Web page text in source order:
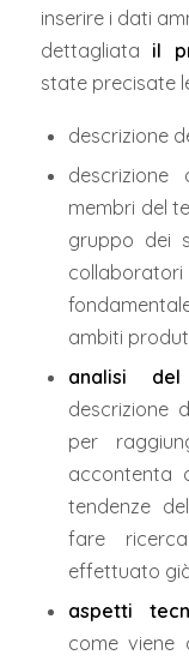
inserire i dati
dettagliata il
state precisate
descrizione
descrizione
membri del
gruppo dei
ambiti
analisi
descrizione
per
accontenta
tendenze
fare
effettuato
aspetti
come viene